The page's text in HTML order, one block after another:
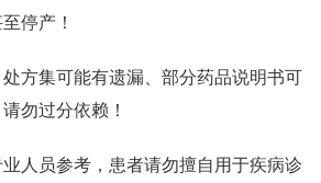
停产！
方集可能有遗漏、部分药品说明书可
勿过分依赖！
人员参考，患者请勿擅自用于疾病诊